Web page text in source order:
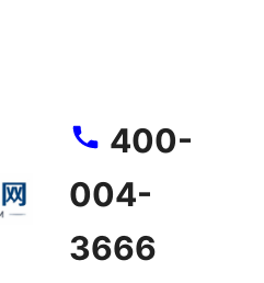
400-
004-
3666